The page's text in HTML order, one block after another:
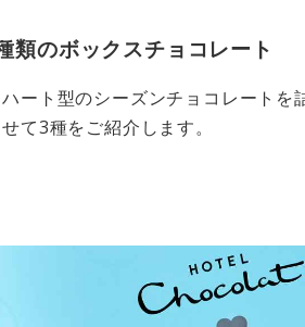
類のボックスチョコレート
ート型のシーズンチョコレートを
て3種をご紹介します。